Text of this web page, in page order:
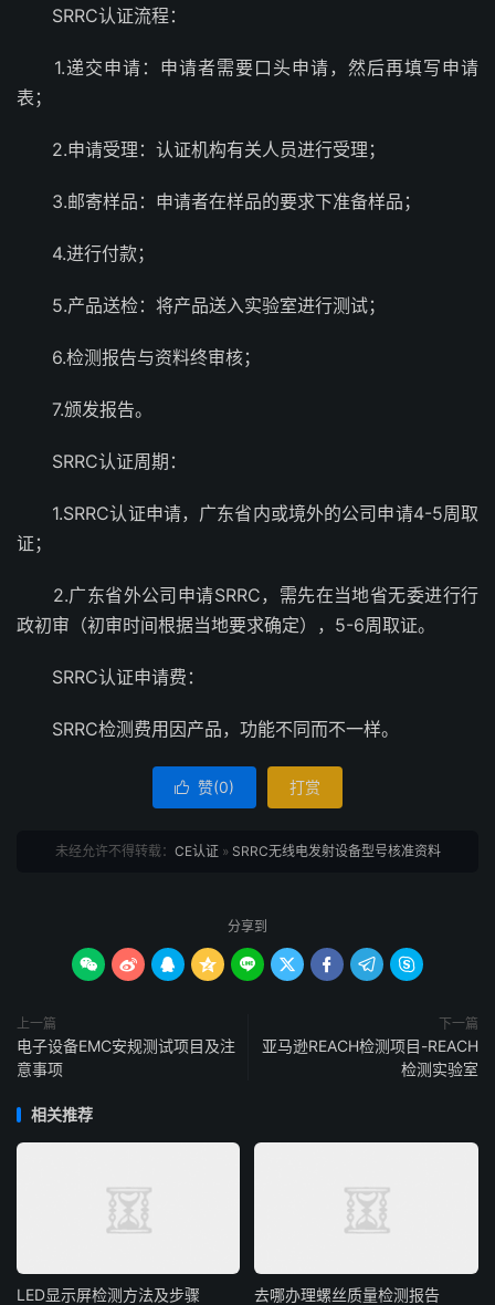
SRRC认证流程：
1.递交申请：申请者需要口头申请，然后再填写申请
表；
2.申请受理：认证机构有关人员进行受理；
3.邮寄样品：申请者在样品的要求下准备样品；
4.进行付款；
5.产品送检：将产品送入实验室进行测试；
6.检测报告与资料终审核；
7.颁发报告。
SRRC认证周期：
1.SRRC认证申请，广东省内或境外的公司申请4-5周取
证；
2.广东省外公司申请SRRC，需先在当地省无委进行行
政初审（初审时间根据当地要求确定），5-6周取证。
SRRC认证申请费：
SRRC检测费用因产品，功能不同而不一样。
 赞(0) 打赏
未经允许不得转载： CE认证» SRRC无线电发射设备型号核准资料
分享到
        
上一篇
电子设备EMC安规测试项目及注
意事项
下一篇
亚马逊REACH检测项目-REACH
检测实验室
相关推荐
LED显示屏检测方法及步骤 去哪办理螺丝质量检测报告